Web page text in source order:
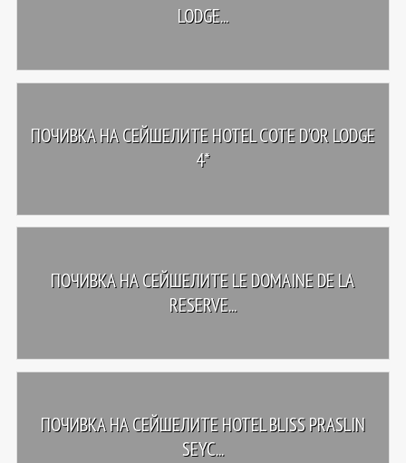
LODGE...
ПОЧИВКА НА СЕЙШЕЛИТЕ HOTEL COTE D'OR LODGE
4*
ПОЧИВКА НА СЕЙШЕЛИТЕ LE DOMAINE DE LA
RESERVE...
ПОЧИВКА НА СЕЙШЕЛИТЕ HOTEL BLISS PRASLIN
SEYC...